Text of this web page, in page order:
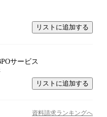
リストに追加する
サービス
リストに追加する
資料請求ランキングへ